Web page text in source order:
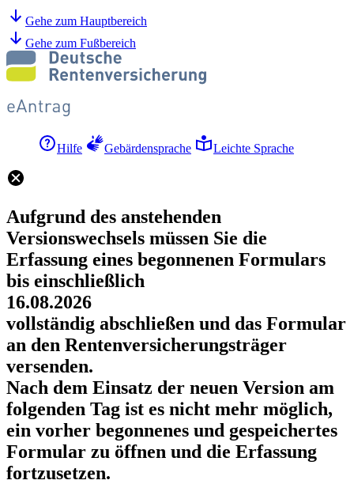
Gehe zum Hauptbereich
Gehe zum Fußbereich
Hilfe Gebärdensprache Leichte Sprache
Aufgrund des anstehenden
Versionswechsels müssen Sie die
Erfassung eines begonnenen Formulars
bis einschließlich
16.08.2026
vollständig abschließen und das Formular
an den Rentenversicherungsträger
versenden.
Nach dem Einsatz der neuen Version am
folgenden Tag ist es nicht mehr möglich,
ein vorher begonnenes und gespeichertes
Formular zu öffnen und die Erfassung
fortzusetzen.